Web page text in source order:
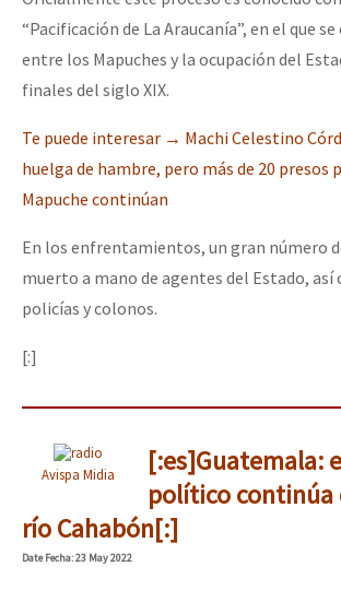
“Pacificación de La Araucanía”, en el que
entre los Mapuches y la ocupación del
finales del siglo XIX.
Te puede interesar → Machi Celestino
huelga de hambre, pero más de 20 presos
Mapuche continúan
En los enfrentamientos, un gran número
muerto a mano de agentes del Estado, así
policías y colonos.
[:]
Avispa Midia
[:es]Guatemala:
político continúa
río Cahabón[:]
DateFecha: 23 May 2022